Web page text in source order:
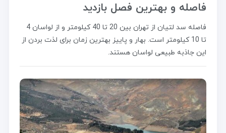
فاصله و بهترین فصل بازدید
فاصله سد لتیان از تهران بین 20 تا 40 کیلومتر و از لواسان 4
تا 10 کیلومتر است. بهار و پاییز بهترین زمان برای لذت بردن از
این جاذبه طبیعی لواسان هستند.